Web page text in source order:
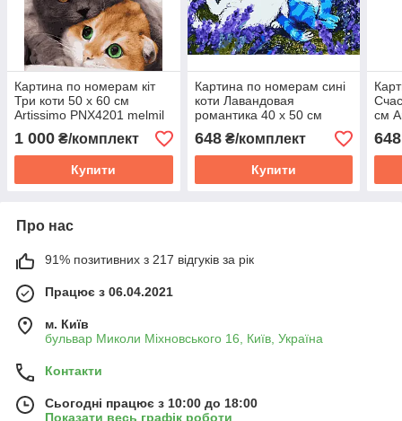
Картина по номерам кіт
Три коти 50 х 60 см
Artissimo PNХ4201 melmil
1 000 ₴/комплект
Купити
Картина по номерам сині
коти Лавандовая
романтика 40 х 50 см
Artissimo PN4680 melmil
648₴/комплект
Купити
см
648
Про нас
91% позитивних з 217 відгуків за рік
Працює з 06.04.2021
м. Київ
бульвар Миколи Міхновського 16, Київ, Україна
Контакти
Сьогодні працює з 10:00 до 18:00
Показати весь графік роботи